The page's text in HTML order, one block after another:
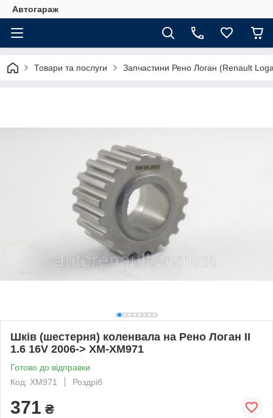
Автогараж
Товари та послуги Запчастини Рено Логан (Renault
Шків (шестерня) коленвала на Рено Логан II
1.6 16V 2006-> XM-XM971
Готово до відправки
Код: XM971
Роздріб
371 ₴